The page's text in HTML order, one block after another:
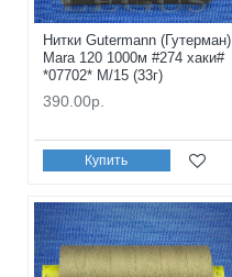
Нитки Gutermann (Гутерман)
Mara 120 1000м #274 хаки#
*07702* M/15 (33г)
390.00р.
Купить